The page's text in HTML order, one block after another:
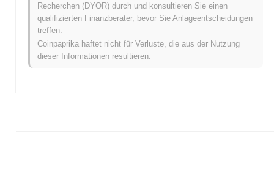
Wie schneidet Kaito AI Token im Vergleich zum
breiteren Kryptomarkt ab?
In den letzten 7 Tagen ist Kaito AI Token um 0.00% gestiegen
und lag damit hinter dem gesamten Kryptomarkt der einen Gewinn
von
Recherchen (DYOR) durch und konsultieren Sie einen
qualifizierten Finanzberater, bevor Sie Anlageentscheidungen
treffen.
Coinpaprika haftet nicht für Verluste, die aus der Nutzung
dieser Informationen resultieren.